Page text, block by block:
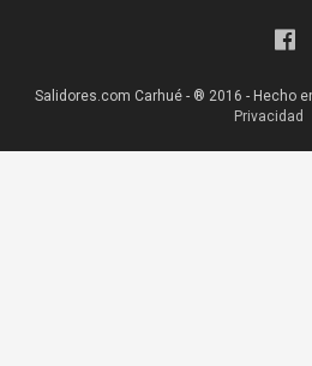
Salidores.com Carhué - ® 2016 - Hecho
Privacidad